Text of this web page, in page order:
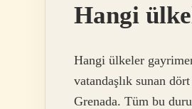
Hangi
Hangi ülkeler
vatandaşlık sunan
Grenada. Tüm bu